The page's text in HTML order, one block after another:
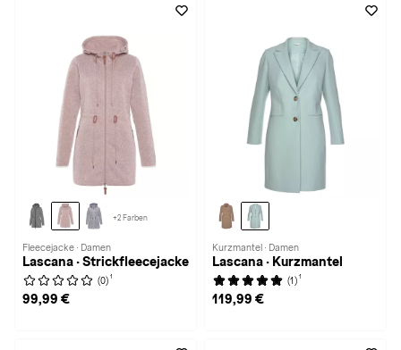
+2 Farben
Fleecejacke · Damen
Lascana · Strickfleecejacke
(0) 1
99,99 €
Kurzmantel · Damen
Lascana · Kurzmantel
(1) 1
119,99 €